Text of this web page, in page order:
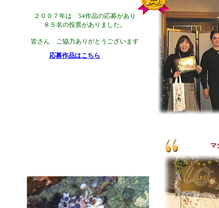
マ
２００７年は 54作品の応募があり
８５名の投票がありました。
皆さん ご協力ありがとうございます
応募作品はこちら